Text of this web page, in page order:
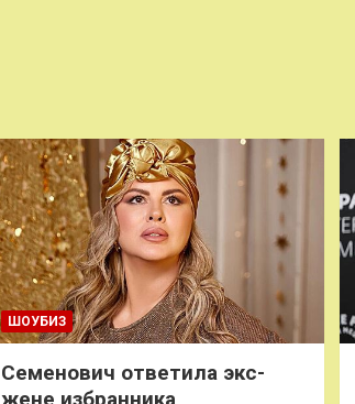
ШОУБИЗ
Семенович ответила экс-
жене избранника